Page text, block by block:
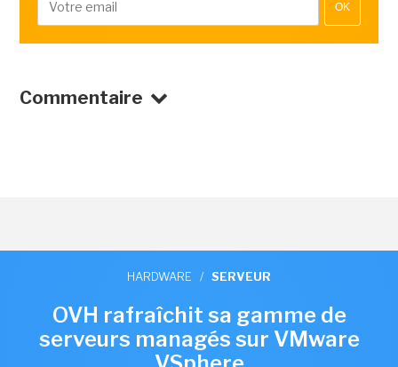
OK
Commentaire
HARDWARE / SERVEUR
OVH rafraîchit sa gamme de
serveurs managés sur VMware